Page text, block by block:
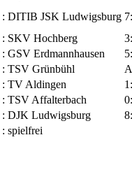
: DITIB JSK Ludwigsburg 7:
: SKV Hochberg 3:
: GSV Erdmannhausen 5:
: TSV Grünbühl
: TV Aldingen 1 :
: TSV Affalterbach 0:
: DJK Ludwigsburg 8:
: spielfrei